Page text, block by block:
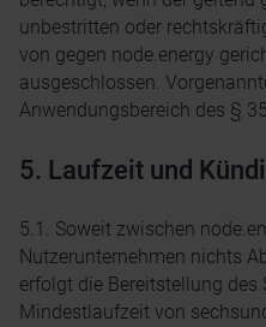
unbestritten oder
von gegen node.energy
ausgeschlossen.
Anwendungsbereich des §
5. Laufzeit und
5.1. Soweit zwischen
Nutzerunternehmen nichts
erfolgt die Bereitstellung des
Mindestlaufzeit von